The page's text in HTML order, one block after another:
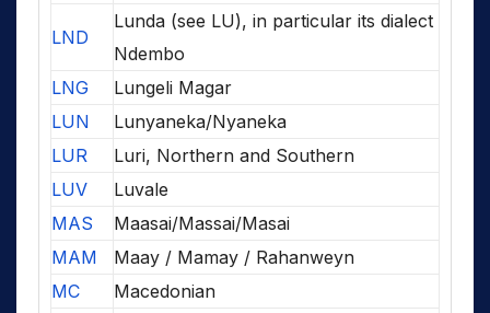
LND
Lunda (see LU), in particular its dialect
Ndembo
LNG
Lungeli Magar
LUN
Lunyaneka/Nyaneka
LUR
Luri, Northern and Southern
LUV
Luvale
MAS
Maasai/Massai/Masai
MAM
Maay / Mamay / Rahanweyn
MC
Macedonian